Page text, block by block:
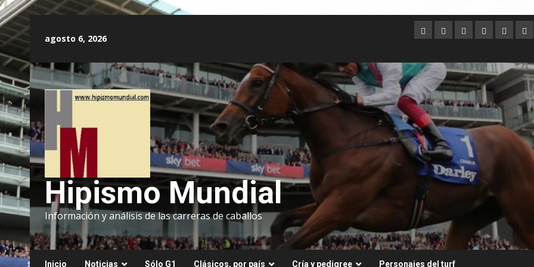
contenido
agosto 6, 2026
Argentina
AustraliaBrasilChileDubai
Hipismo Mundial
Información y análisis de las carreras de caballos
Inicio Noticias Sólo G1 Clásicos, por país Cría y pedigree Personajes del turf